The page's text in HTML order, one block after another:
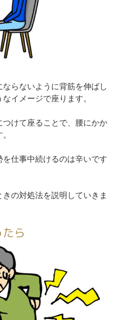
らないように背筋を伸ばし
イメージで座ります。
けて座ることで、腰にかか
を仕事中続けるのは辛いです
の対処法を説明していきま
ら